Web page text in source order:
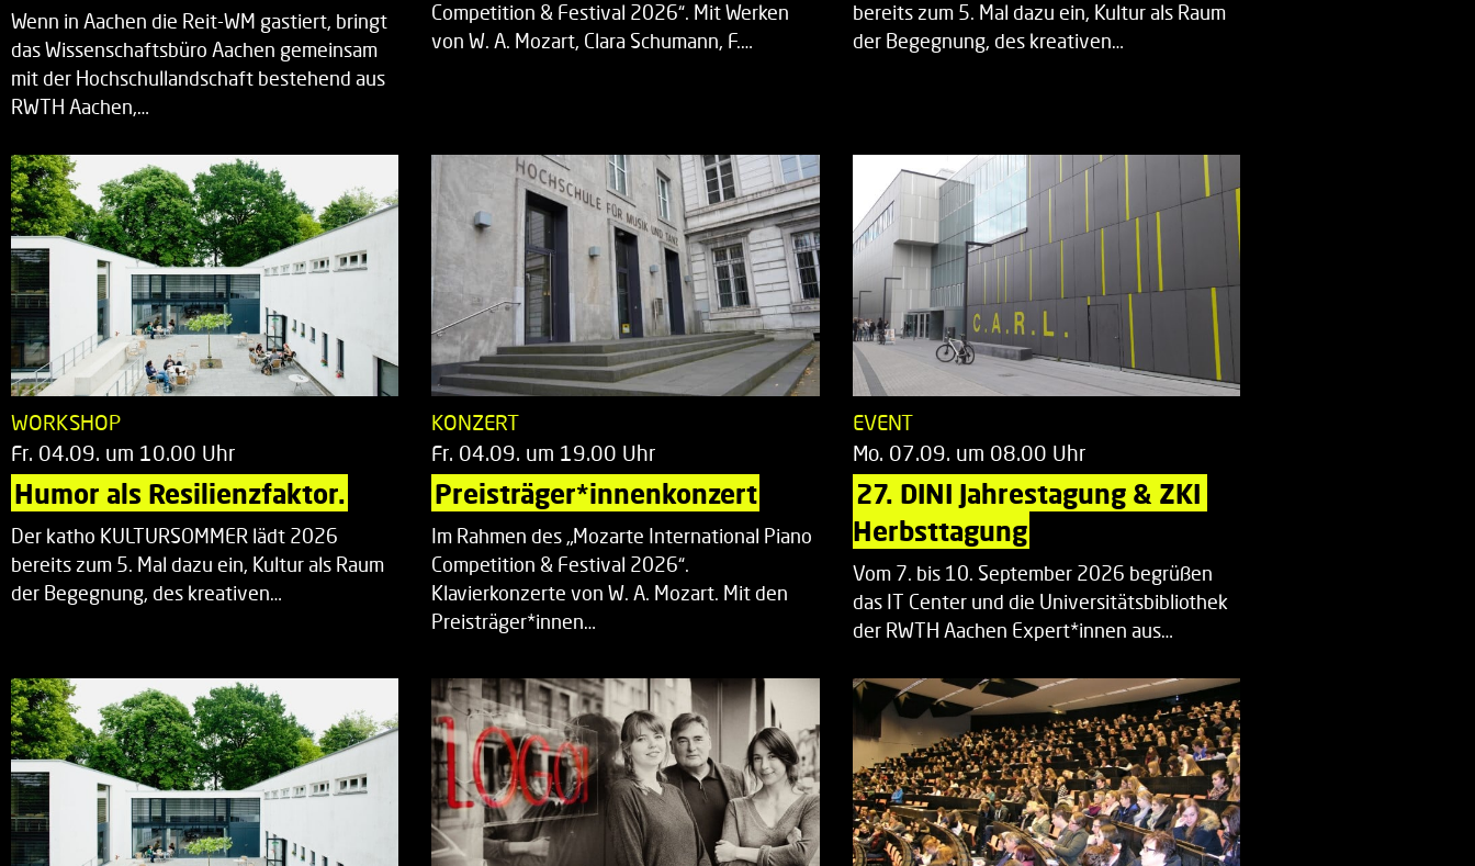
Wenn in Aachen die Reit-WM gastiert, bringt
das Wissenschaftsbüro Aachen gemeinsam
mit der Hochschullandschaft bestehend aus
RWTH Aachen,…
Competition & Festival 2026“. Mit Werken
von W. A. Mozart, Clara Schumann, F.…
bereits zum 5. Mal dazu ein, Kultur als Raum
der Begegnung, des kreativen…
WORKSHOP
Fr. 04.09. um 10.00 Uhr
Humor als Resilienzfaktor.
Der katho KULTURSOMMER lädt 2026
bereits zum 5. Mal dazu ein, Kultur als Raum
der Begegnung, des kreativen…
KONZERT
Fr. 04.09. um 19.00 Uhr
Preisträger*innenkonzert
Im Rahmen des „Mozarte International Piano
Competition & Festival 2026“.
Klavierkonzerte von W. A. Mozart. Mit den
Preisträger*innen…
EVENT
Mo. 07.09. um 08.00 Uhr
27. DINI Jahrestagung & ZKI
Herbsttagung
Vom 7. bis 10. September 2026 begrüßen
das IT Center und die Universitätsbibliothek
der RWTH Aachen Expert*innen aus…